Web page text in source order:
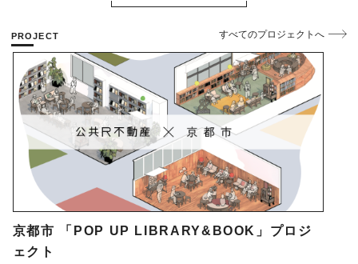
すべてのプロジェクトへ
PROJECT
京都市 「POP UP LIBRARY&BOOK」プロジ
ェクト